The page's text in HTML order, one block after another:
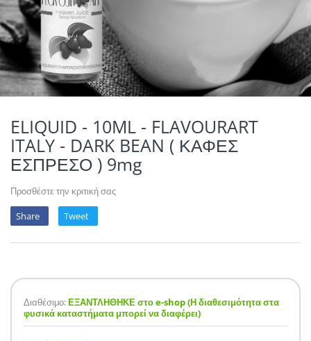
VIKINGS VAP &
POTION
QUACK'S JUICE
REVOLUTE
YUM!
ELIQUID - 10ML - FLAVOURART
ITALY - DARK BEAN ( ΚΑΦΕΣ
ΕΣΠΡΕΣΟ ) 9mg
Προσθέστε την κριτική σας
Share
Tweet
Διαθέσιμο:ΕΞΑΝΤΛΗΘΗΚΕ στο e-shop (Η διαθεσιμότητα στα
φυσικά καταστήματα μπορεί να διαφέρει)